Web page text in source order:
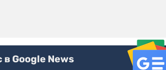
Google News